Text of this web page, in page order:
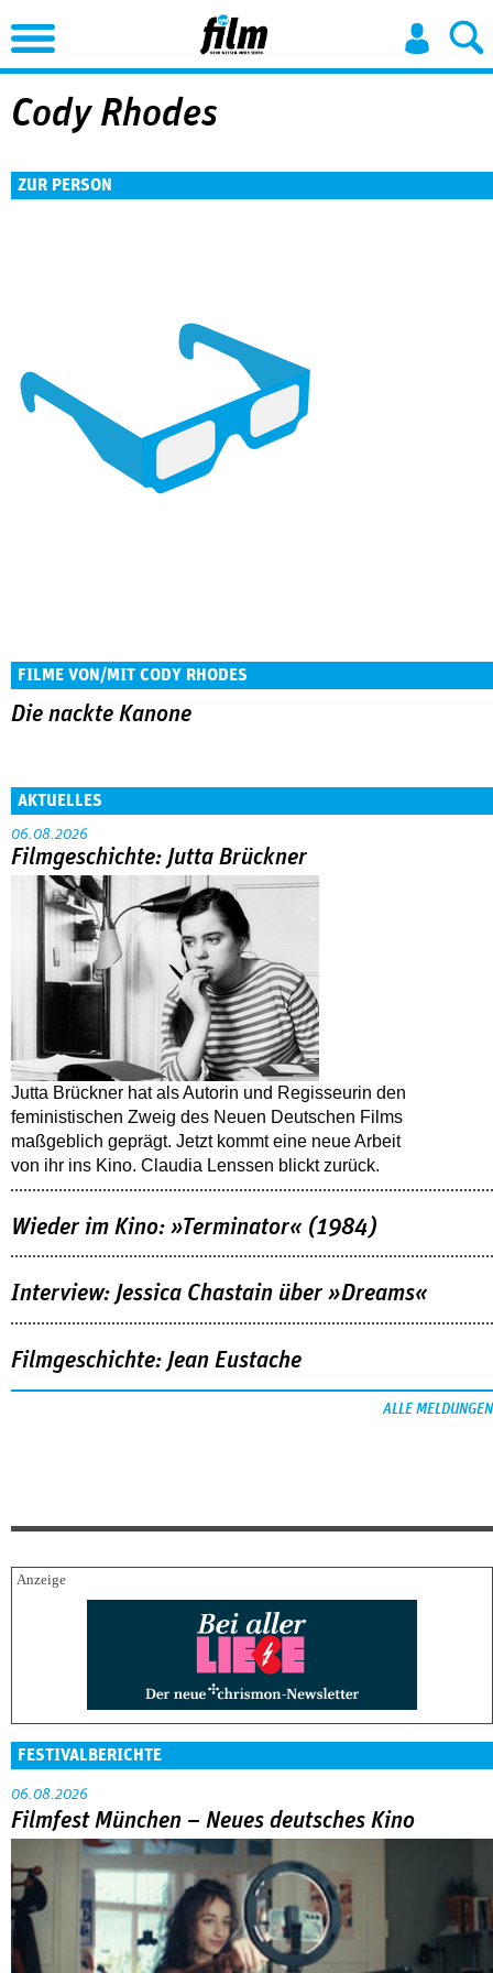
Jump to Navigation
Cody Rhodes
ZUR PERSON
FILME VON/MIT CODY RHODES
Die nackte Kanone
AKTUELLES
06.08.2026
Filmgeschichte: Jutta Brückner
Jutta Brückner hat als Autorin und Regisseurin den
feministischen Zweig des Neuen Deutschen Films
maßgeblich geprägt. Jetzt kommt eine neue Arbeit
von ihr ins Kino. Claudia Lenssen blickt zurück.
Wieder im Kino: »Terminator« (1984)
Interview: Jessica Chastain über »Dreams«
Filmgeschichte: Jean Eustache
ALLE MELDUNGEN
FESTIVALBERICHTE
06.08.2026
Filmfest München – Neues deutsches Kino